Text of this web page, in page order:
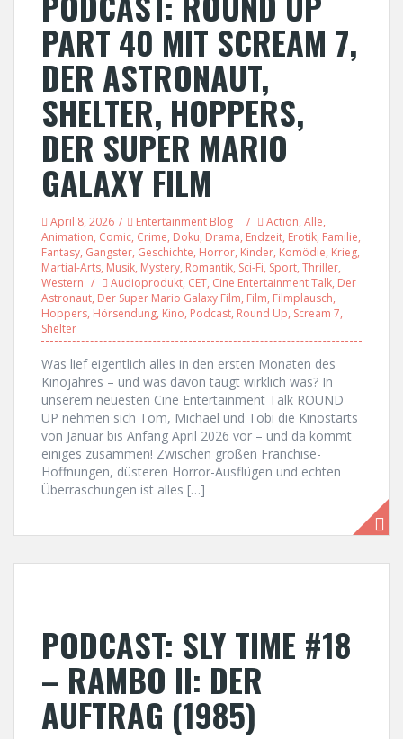
PART 40 MIT SCREAM 7,
DER ASTRONAUT,
SHELTER, HOPPERS,
DER SUPER MARIO
GALAXY FILM
April 8, 2026 Entertainment Blog Action, Alle,
Animation, Comic, Crime, Doku, Drama, Endzeit, Erotik, Familie,
Fantasy, Gangster, Geschichte, Horror, Kinder, Komödie, Krieg,
Martial-Arts, Musik, Mystery, Romantik, Sci-Fi, Sport, Thriller,
Western
Audioprodukt, CET, Cine Entertainment Talk, Der
Astronaut, Der Super Mario Galaxy Film, Film, Filmplausch,
Hoppers, Hörsendung, Kino, Podcast, Round Up, Scream 7,
Shelter
Was lief eigentlich alles in den ersten Monaten des
Kinojahres – und was davon taugt wirklich was? In
unserem neuesten Cine Entertainment Talk ROUND
UP nehmen sich Tom, Michael und Tobi die Kinostarts
von Januar bis Anfang April 2026 vor – und da kommt
einiges zusammen! Zwischen großen Franchise-
Hoffnungen, düsteren Horror-Ausflügen und echten
Überraschungen ist alles […]
PODCAST: SLY TIME #18
– RAMBO II: DER
AUFTRAG (1985)